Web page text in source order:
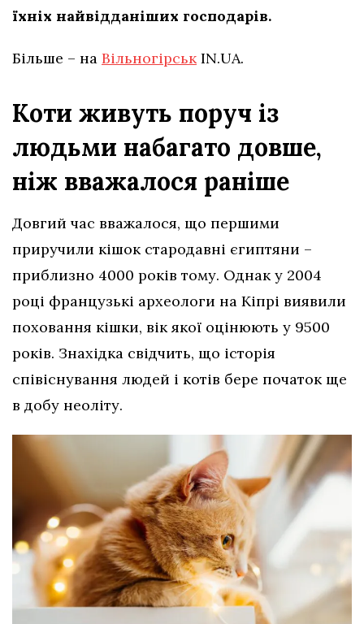
їхніх найвідданіших господарів.
Більше – на ВільногірськIN.UA.
Коти живуть поруч із
людьми набагато довше,
ніж вважалося раніше
Довгий час вважалося, що першими
приручили кішок стародавні єгиптяни –
приблизно 4000 років тому. Однак у 2004
році французькі археологи на Кіпрі виявили
поховання кішки, вік якої оцінюють у 9500
років. Знахідка свідчить, що історія
співіснування людей і котів бере початок ще
в добу неоліту.